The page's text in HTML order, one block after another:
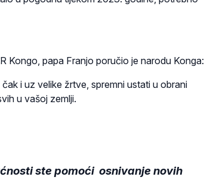
Kongo, papa Franjo poručio je narodu Konga:
i uz velike žrtve, spremni ustati u obrani
u vašoj zemlji.
ste pomoći osnivanje novih